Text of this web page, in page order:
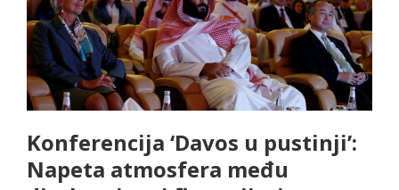
Konferencija ‘Davos u pustinji’:
Napeta atmosfera među